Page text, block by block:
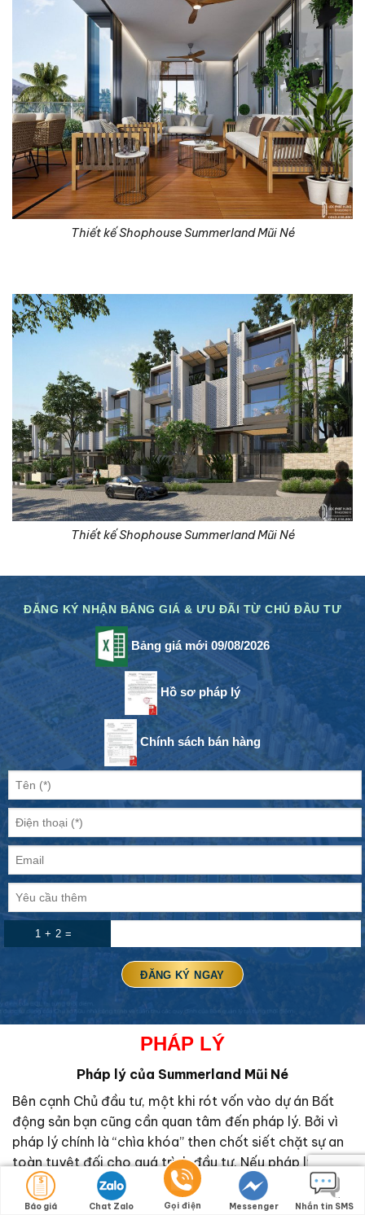
Thiết kế Shophouse Summerland Mũi Né
Thiết kế Shophouse Summerland Mũi Né
ĐĂNG KÝ NHẬN BẢNG GIÁ & ƯU ĐÃI TỪ CHỦ ĐẦU TƯ
Bảng giá mới 09/08/2026
Hồ sơ pháp lý
Chính sách bán hàng
1 + 2 =
PHÁP LÝ
Pháp lý của Summerland Mũi Né
Bên cạnh Chủ đầu tư, một khi rót vốn vào dự án Bất
động sản bạn cũng cần quan tâm đến pháp lý. Bởi vì
pháp lý chính là “chìa khóa” then chốt siết chặt sự an
toàn tuyệt đối cho quá trình đầu tư. Nếu pháp lý có
sai sót rất dễ rơi vào khủng hoảng sau khi đầu tư.
Thậm chí nhà đầu tư có thể bị chôn vốn lâu dài không
Báo giá Chat Zalo Gọi điện Messenger Nhắn tin SMS